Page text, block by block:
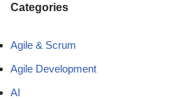
Categories
Agile & Scrum
Agile Development
AI